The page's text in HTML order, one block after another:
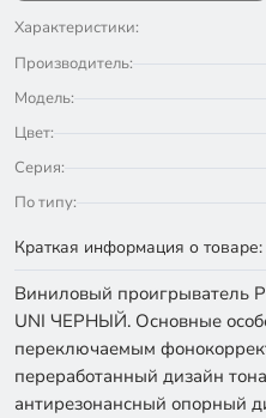
Характеристики:
Производитель:
Модель:
Цвет:
Серия:
По типу:
Краткая информация о товаре:
Виниловый проигрыватель
UNI ЧЕРНЫЙ. Основные
переключаемым
переработанный дизайн
антирезонансный опорный